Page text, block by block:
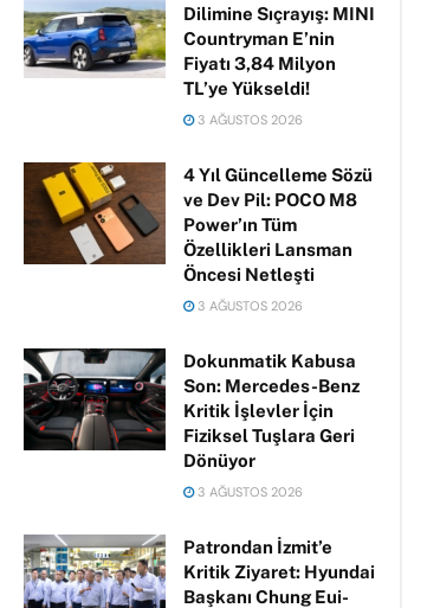
Dilimine Sıçrayış: MINI
Countryman E’nin
Fiyatı 3,84 Milyon
TL’ye Yükseldi!
3 AĞUSTOS 2026
4 Yıl Güncelleme Sözü
ve Dev Pil: POCO M8
Power’ın Tüm
Özellikleri Lansman
Öncesi Netleşti
3 AĞUSTOS 2026
Dokunmatik Kabusa
Son: Mercedes-Benz
Kritik İşlevler İçin
Fiziksel Tuşlara Geri
Dönüyor
3 AĞUSTOS 2026
Patrondan İzmit’e
Kritik Ziyaret: Hyundai
Başkanı Chung Eui-